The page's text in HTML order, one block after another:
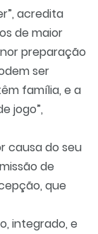
acredita
de maior
preparação
ser
família, e a
jogo”,
causa do seu
de
que
integrado, e